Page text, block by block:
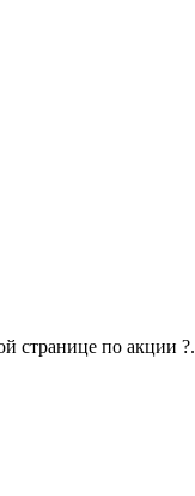
странице по акции ?.